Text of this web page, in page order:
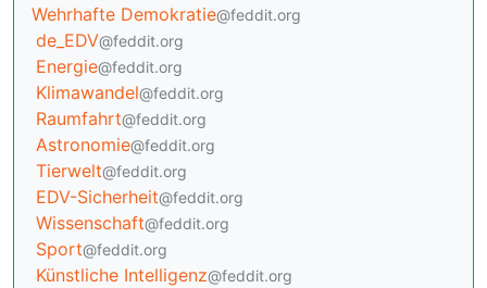
Wehrhafte Demokratie@feddit.org
de_EDV@feddit.org
Energie@feddit.org
Klimawandel@feddit.org
Raumfahrt@feddit.org
Astronomie@feddit.org
Tierwelt@feddit.org
EDV-Sicherheit@feddit.org
Wissenschaft@feddit.org
Sport@feddit.org
Künstliche Intelligenz@feddit.org